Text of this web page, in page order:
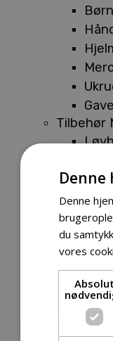
Tilbehør
Denne
Denne
du
vores
Absolut